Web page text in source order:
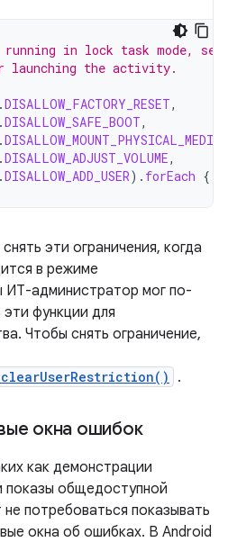
in lock task mode,
the activity.
.DISALLOW_FACTORY_RESET,
.DISALLOW_SAFE_BOOT,
.DISALLOW_MOUNT_PHYSICAL_MEDIA
.DISALLOW_ADJUST_VOLUME,
.DISALLOW_ADD_USER). forEach {
эти ограничения, когда
в режиме
ИТ-администратор мог по-
функции для
Чтобы снять ограничение,
.
окна ошибок
как демонстрации
показы общедоступной
потребоваться показывать
окна об ошибках. В Android